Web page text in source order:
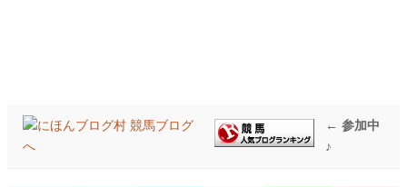
← 参加中
♪